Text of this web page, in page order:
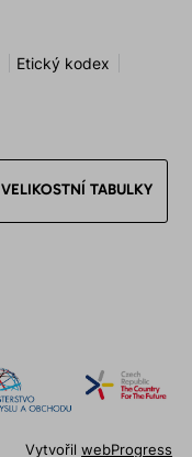
Etický kodex
VELIKOSTNÍ TABULKY
VytvořilwebProgress